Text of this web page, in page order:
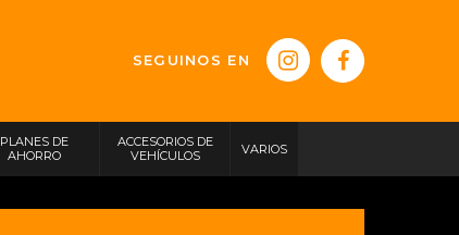
SEGUINOS EN
PLANES DE
AHORRO
ACCESORIOS DE
VEHÍCULOS
VARIOS